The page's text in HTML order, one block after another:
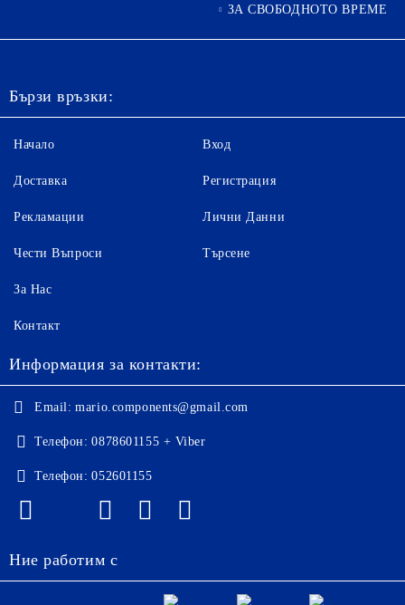
ЗА СВОБОДНОТО ВРЕМЕ
Бързи връзки:
Начало
Доставка
Рекламации
Чести Въпроси
Вход
Регистрация
Лични Данни
Търсене
За Нас
Контакт
Информация за контакти:
Email: mario.components@gmail.com
Телефон: 0878601155 + Viber
Телефон: 052601155
Ние работим с